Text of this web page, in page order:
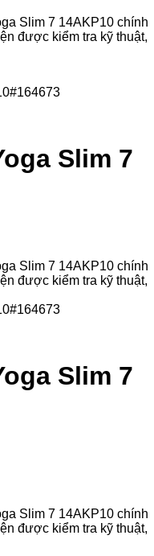
Slim 7 14AKP10 chính
được kiểm tra kỹ thuật,
Slim 7
Slim 7 14AKP10 chính
được kiểm tra kỹ thuật,
Slim 7
Slim 7 14AKP10 chính
được kiểm tra kỹ thuật,